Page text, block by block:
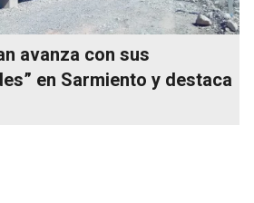
avanza con sus
en Sarmiento y destaca